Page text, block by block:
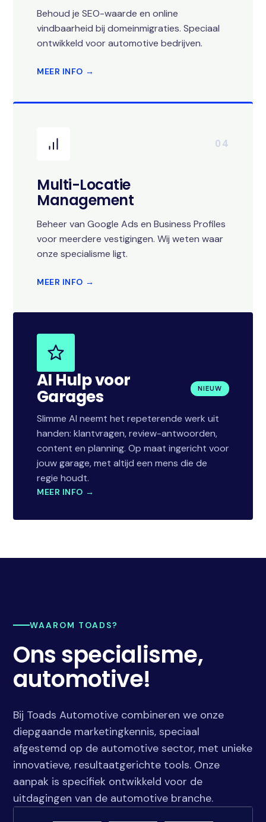
Behoud je SEO-waarde en online
vindbaarheid bij domeinmigraties. Speciaal
ontwikkeld voor automotive bedrijven.
MEER INFO →
04
Multi-Locatie
Management
Beheer van Google Ads en Business Profiles
voor meerdere vestigingen. Wij weten waar
onze specialisme ligt.
MEER INFO →
AI Hulp voor
Garages NIEUW
Slimme AI neemt het repeterende werk uit
handen: klantvragen, review-antwoorden,
content en planning. Op maat ingericht voor
jouw garage, met altijd een mens die de
regie houdt.
MEER INFO →
WAAROM TOADS?
Ons specialisme,
automotive!
Bij Toads Automotive combineren we onze
diepgaande marketingkennis, speciaal
afgestemd op de automotive sector, met unieke
innovatieve, resultaatgerichte tools. Onze
aanpak is specifiek ontwikkeld voor de
uitdagingen van de automotive branche.